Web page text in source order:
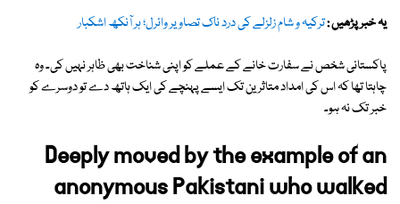
یہ خبر پڑھیں :ترکیہ و شام زلزلے کی درد ناک تصاویر وائرل؛ ہر آنکھ اشکبار
پاکستانی شخص نے سفارت خانے کے عملے کو اپنی شناخت بھی ظاہر نہیں کی۔ وہ
چاہتا تھا کہ اس کی امداد متاثرین تک ایسے پہنچے کی ایک ہاتھ دے تو دوسرے کو
خبر تک نہ ہو۔
Deeply moved by the example of an
anonymous Pakistani who walked